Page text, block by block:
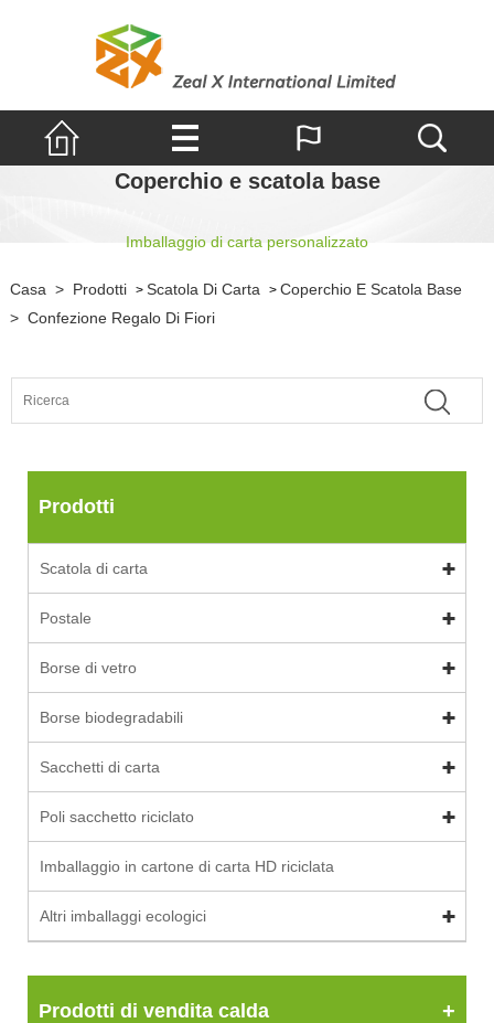
Coperchio e scatola base
Imballaggio di carta personalizzato
Casa > Prodotti > Scatola Di Carta > Coperchio E Scatola Base
> Confezione Regalo Di Fiori
Prodotti
Scatola di carta
Postale
Borse di vetro
Borse biodegradabili
Sacchetti di carta
Poli sacchetto riciclato
Imballaggio in cartone di carta HD riciclata
Altri imballaggi ecologici
Prodotti di vendita calda